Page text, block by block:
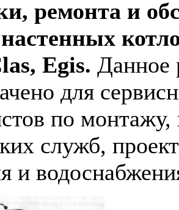
ремонта и
Egis. Данное
для
по
служб,
и